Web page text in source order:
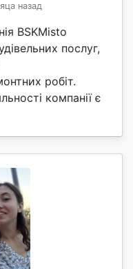
назад
BSKMisto
послуг,
робіт.
компанії є